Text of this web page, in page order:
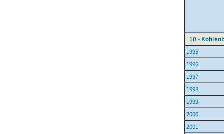
10 -
1995
1996
1997
1998
1999
2000
2001